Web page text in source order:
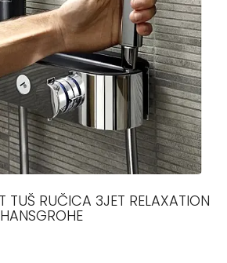
TUŠ RUČICA 3JET RELAXATION